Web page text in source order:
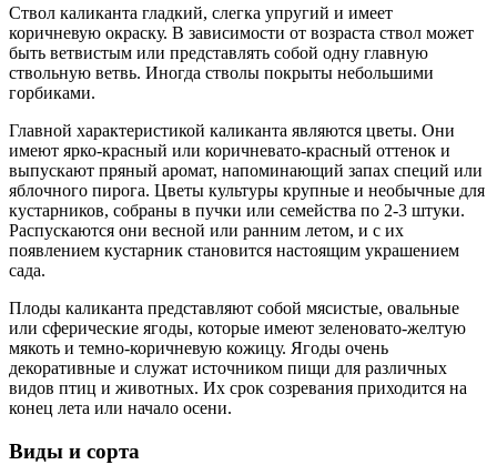
Ствол каликанта гладкий, слегка упругий и имеет
коричневую окраску. В зависимости от возраста ствол может
быть ветвистым или представлять собой одну главную
ствольную ветвь. Иногда стволы покрыты небольшими
горбиками.
Главной характеристикой каликанта являются цветы. Они
имеют ярко-красный или коричневато-красный оттенок и
выпускают пряный аромат, напоминающий запах специй или
яблочного пирога. Цветы культуры крупные и необычные для
кустарников, собраны в пучки или семейства по 2-3 штуки.
Распускаются они весной или ранним летом, и с их
появлением кустарник становится настоящим украшением
сада.
Плоды каликанта представляют собой мясистые, овальные
или сферические ягоды, которые имеют зеленовато-желтую
мякоть и темно-коричневую кожицу. Ягоды очень
декоративные и служат источником пищи для различных
видов птиц и животных. Их срок созревания приходится на
конец лета или начало осени.
Виды и сорта